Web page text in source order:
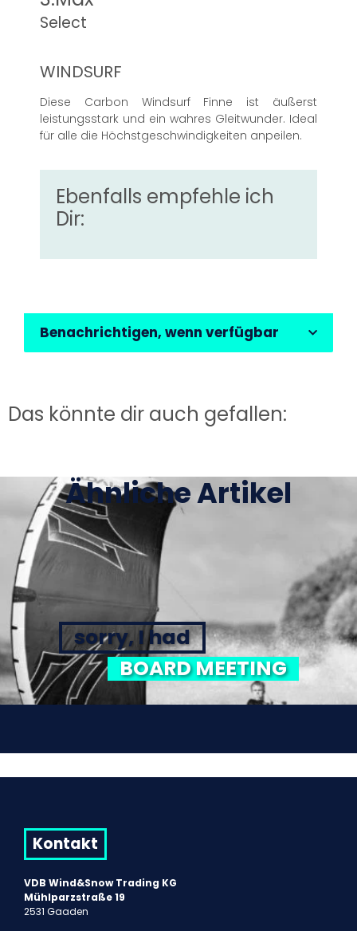
Select
WINDSURF
Diese Carbon Windsurf Finne ist äußerst
leistungsstark und ein wahres Gleitwunder. Ideal
für alle die Höchstgeschwindigkeiten anpeilen.
Ebenfalls empfehle ich
Dir:
Benachrichtigen, wenn verfügbar
Das könnte dir auch gefallen:
Ähnliche Artikel
sorry, I had
BOARD MEETING
Kontakt
VDB Wind&Snow Trading KG
Mühlparzstraße 19
2531 Gaaden